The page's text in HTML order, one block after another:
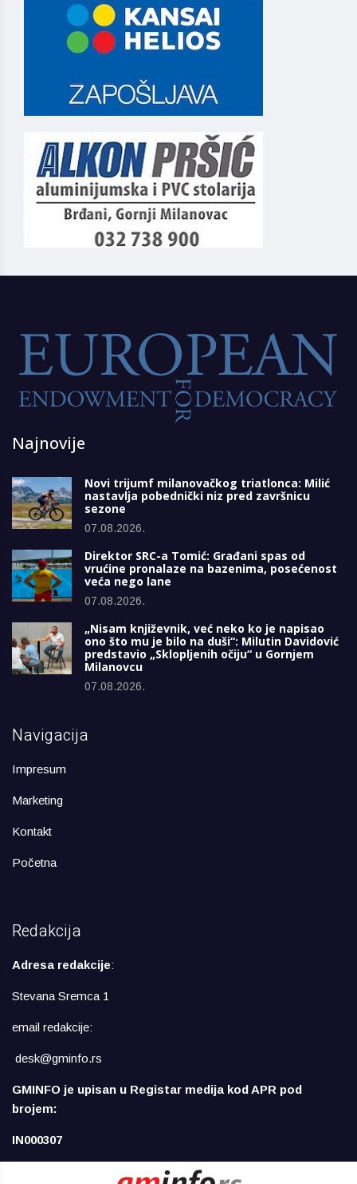
Najnovije
Novi trijumf milanovačkog triatlonca: Milić
nastavlja pobednički niz pred završnicu
sezone
07.08.2026.
Direktor SRC-a Tomić: Građani spas od
vrućine pronalaze na bazenima, posećenost
veća nego lane
07.08.2026.
„Nisam književnik, već neko ko je napisao
ono što mu je bilo na duši“: Milutin Davidović
predstavio „Sklopljenih očiju“ u Gornjem
Milanovcu
07.08.2026.
Navigacija
Impresum
Marketing
Kontakt
Početna
Redakcija
Adresa redakcije:
Stevana Sremca 1
email redakcije:
desk@gminfo.rs
GMINFO je upisan u Registar medija kod APR pod
brojem:
IN000307